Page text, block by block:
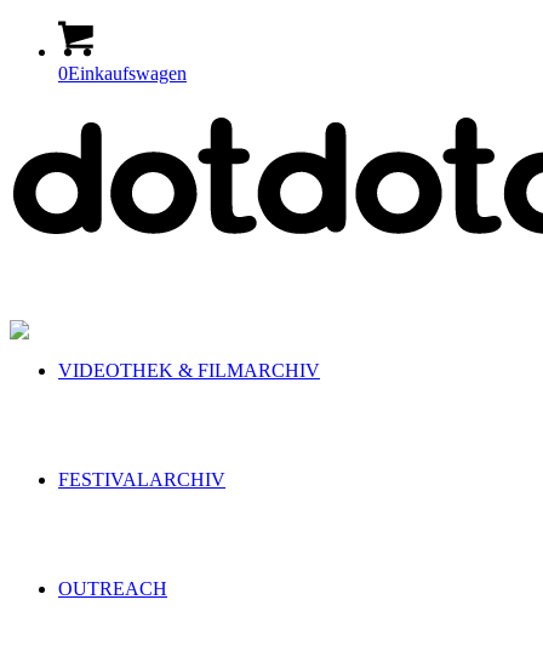
0Einkaufswagen
VIDEOTHEK & FILMARCHIV
FESTIVALARCHIV
OUTREACH